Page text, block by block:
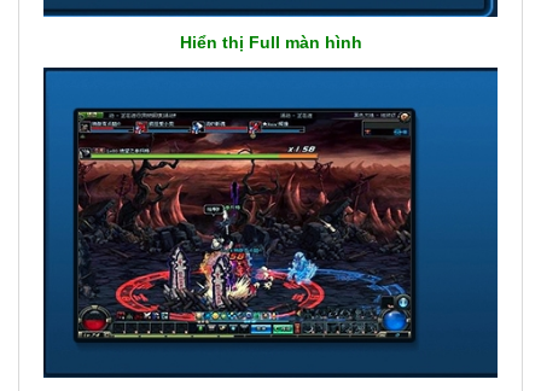
Hiển thị Full màn hình